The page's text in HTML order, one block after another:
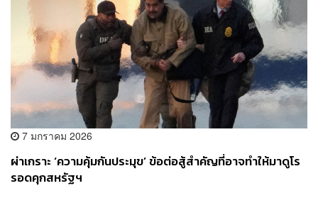
7 มกราคม 2026
ผ่าเกราะ ‘ความคุ้มกันประมุข’ ข้อต่อสู้สำคัญที่อาจทำให้มาดูโร
รอดคุกสหรัฐฯ